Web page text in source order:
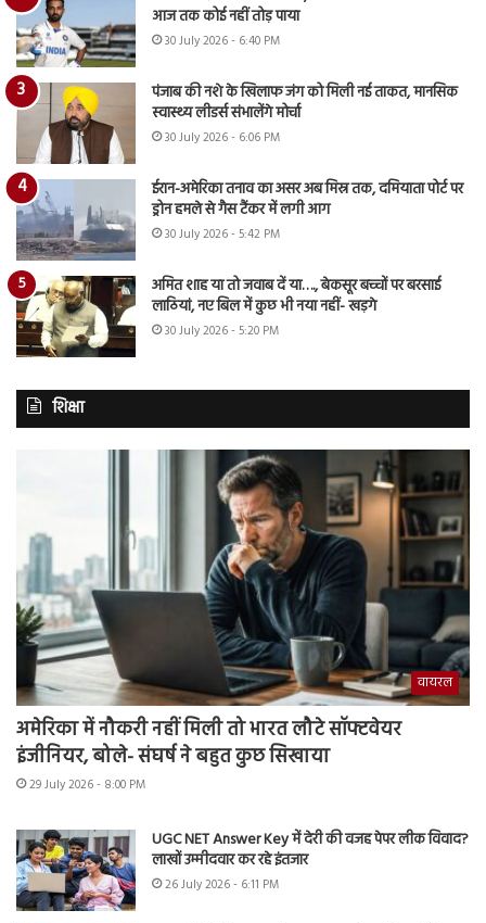
आज तक कोई नहीं तोड़ पाया
30 July 2026 - 6:40 PM
पंजाब की नशे के खिलाफ जंग को मिली नई ताकत, मानसिक
स्वास्थ्य लीडर्स संभालेंगे मोर्चा
30 July 2026 - 6:06 PM
ईरान-अमेरिका तनाव का असर अब मिस्र तक, दमियाता पोर्ट पर
ड्रोन हमले से गैस टैंकर में लगी आग
30 July 2026 - 5:42 PM
अमित शाह या तो जवाब दें या…., बेकसूर बच्चों पर बरसाई
लाठियां, नए बिल में कुछ भी नया नहीं- खड़गे
30 July 2026 - 5:20 PM
शिक्षा
वायरल
अमेरिका में नौकरी नहीं मिली तो भारत लौटे सॉफ्टवेयर
इंजीनियर, बोले- संघर्ष ने बहुत कुछ सिखाया
29 July 2026 - 8:00 PM
UGC NET Answer Key में देरी की वजह पेपर लीक विवाद?
लाखों उम्मीदवार कर रहे इंतजार
26 July 2026 - 6:11 PM